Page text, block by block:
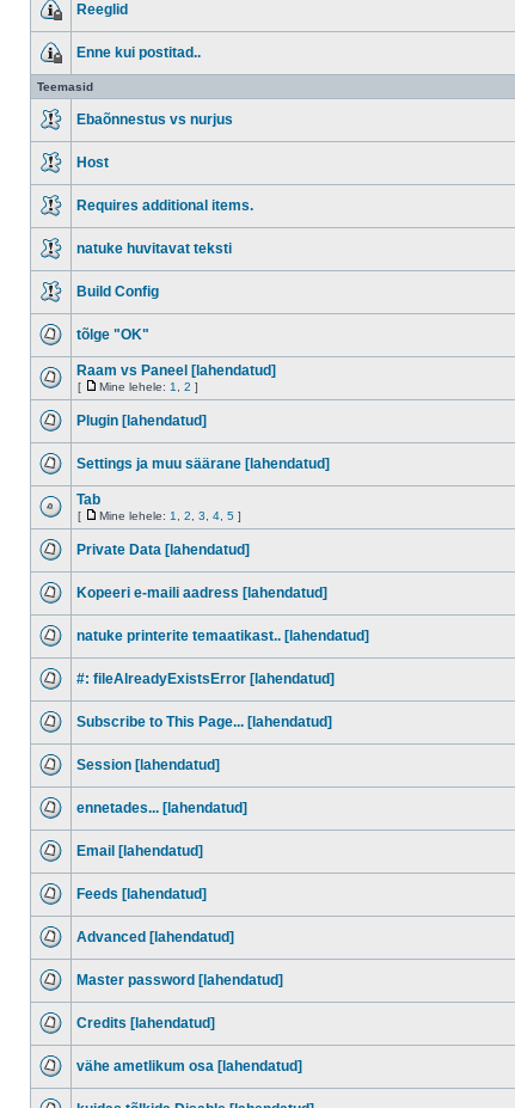
Reeglid
Enne kui postitad..
Teemasid
Ebaõnnestus vs nurjus
Host
Requires additional items.
natuke huvitavat teksti
Build Config
tõlge "OK"
Raam vs Paneel [lahendatud]
[ Mine lehele: 1 2 ]
Plugin [lahendatud]
Settings ja muu säärane [lahendatud]
Tab
[ Mine lehele: 1 2 3 4 5 ]
Private Data [lahendatud]
Kopeeri e-maili aadress [lahendatud]
natuke printerite temaatikast.. [lahendatud]
#: fileAlreadyExistsError [lahendatud]
Subscribe to This Page... [lahendatud]
Session [lahendatud]
ennetades... [lahendatud]
Email [lahendatud]
Feeds [lahendatud]
Advanced [lahendatud]
Master password [lahendatud]
Credits [lahendatud]
vähe ametlikum osa [lahendatud]